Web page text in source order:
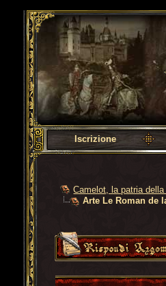
Camelot, la
Iscrizione
Camelot, la patria
Arte Le Roman de